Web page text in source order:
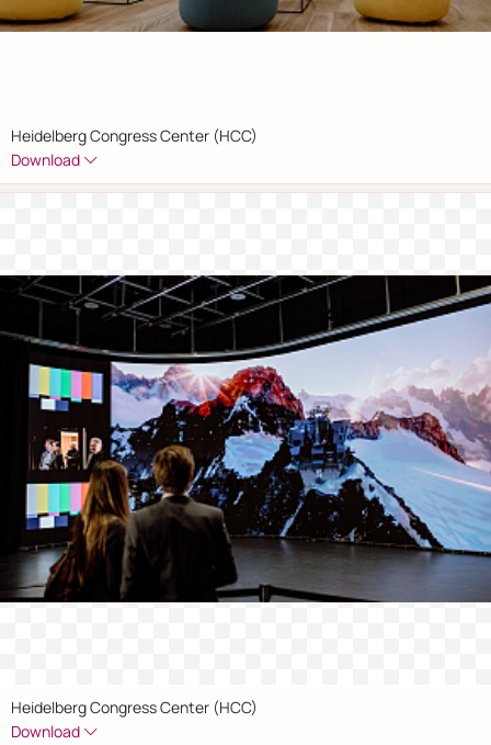
Heidelberg Congress Center (HCC)
Download
Heidelberg Congress Center (HCC)
Download